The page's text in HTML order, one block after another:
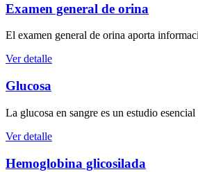
Examen general de orina
El examen general de orina aporta
Ver detalle
Glucosa
La glucosa en sangre es un estudio
Ver detalle
Hemoglobina glicosilada